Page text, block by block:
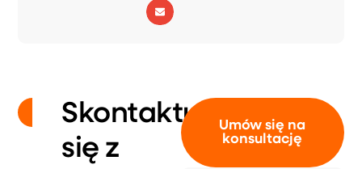
Skontaktuj
się z
Umów się na
konsultację